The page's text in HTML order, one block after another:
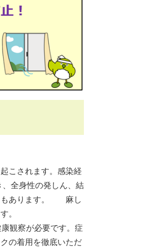
こされます。感染経
全身性の発しん、結
もあります。 麻し
。
観察が必要です。症
の着用を徹底いただ